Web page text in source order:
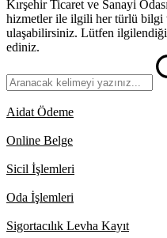
Kırşehir Ticaret ve Sanayi
hizmetler ile ilgili her türlü bilgi
ulaşabilirsiniz. Lütfen
ediniz.
Aidat Ödeme
Online Belge
Sicil İşlemleri
Oda İşlemleri
Sigortacılık Levha Kayıt